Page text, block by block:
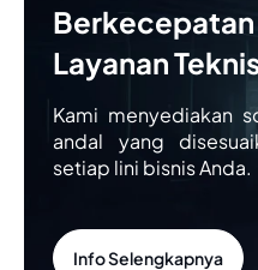
Berkecepatan
Layanan
Kami menyediakan
andal yang
setiap lini bisnis Anda.
Info Selengkapnya